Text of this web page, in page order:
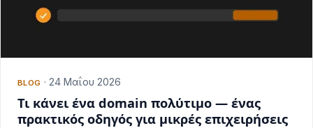
BLOG · 24 Μαΐου 2026
Τι κάνει ένα domain πολύτιμο — ένας
πρακτικός οδηγός για μικρές επιχειρήσεις